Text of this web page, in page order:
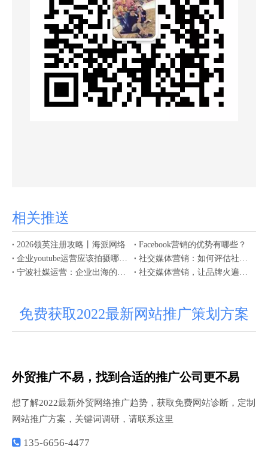
相关推送
2026领英注册攻略丨海派网络
Facebook营销的优势有哪些？
免费获取2022最新网站推广策划方案
外贸推广不易，找到合适的推广公司更不易
想了解2022最新外贸网络推广趋势，获取免费网站诊断，定制
网站推广方案，关键词调研，请联系这里
 135-6656-4477